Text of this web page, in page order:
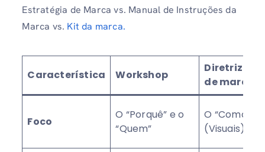
Estratégia de Marca vs. Manual de Instruções da
Marca vs. Kit da marca.
Característica Workshop
Diretrizes
de marca
Foco
O “Porquê” e o
“Quem”
O “Como”
(Visuais)